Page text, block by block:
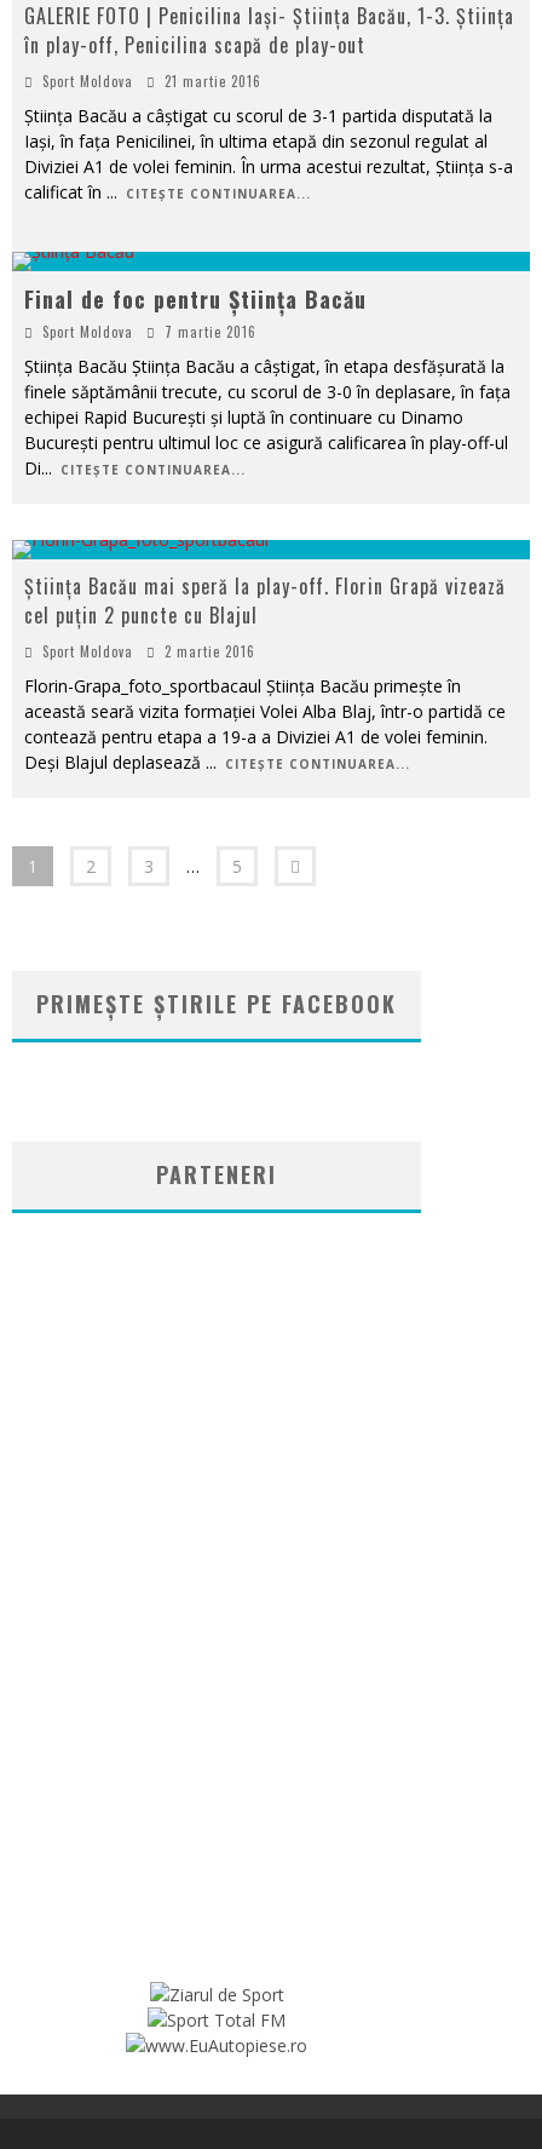
GALERIE FOTO | Penicilina Iași- Știința Bacău, 1-3. Știința
în play-off, Penicilina scapă de play-out
Sport Moldova 21 martie 2016
Știința Bacău a câștigat cu scorul de 3-1 partida disputată la
Iași, în fața Penicilinei, în ultima etapă din sezonul regulat al
Diviziei A1 de volei feminin. În urma acestui rezultat, Știința s-a
calificat în ... CITEȘTE CONTINUAREA...
Final de foc pentru Știința Bacău
Sport Moldova 7 martie 2016
Știința Bacău Știința Bacău a câștigat, în etapa desfășurată la
finele săptămânii trecute, cu scorul de 3-0 în deplasare, în fața
echipei Rapid București și luptă în continuare cu Dinamo
București pentru ultimul loc ce asigură calificarea în play-off-ul
Di... CITEȘTE CONTINUAREA...
Știința Bacău mai speră la play-off. Florin Grapă vizează
cel puțin 2 puncte cu Blajul
Sport Moldova 2 martie 2016
Florin-Grapa_foto_sportbacaul Știința Bacău primește în
această seară vizita formației Volei Alba Blaj, într-o partidă ce
contează pentru etapa a 19-a a Diviziei A1 de volei feminin.
Deși Blajul deplasează ... CITEȘTE CONTINUAREA...
1 2 3 … 5
PRIMEȘTE ȘTIRILE PE FACEBOOK
PARTENERI